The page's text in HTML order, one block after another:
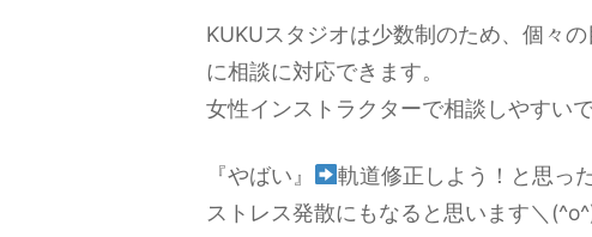
KUKUスタジオは少数制のため、個々
に相談に対応できます。
女性インストラクターで相談しやすいで
『やばい』
軌道修正しよう！と思っ
ストレス発散にもなると思います＼